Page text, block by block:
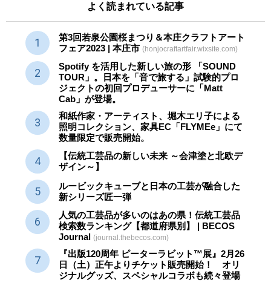
よく読まれている記事
第3回若泉公園桜まつり＆本庄クラフトアート
フェア2023 | 本庄市 (honjocraftartfair.wixsite.com)
Spotify を活用した新しい旅の形 「SOUND
TOUR」。日本を「音で旅する」試験的プロ
ジェクトの初回プロデューサーに「Matt
Cab」が登場。
和紙作家・アーティスト、堀木エリ子による
照明コレクション、家具EC「FLYMEe」にて
数量限定で販売開始。
【伝統工芸品の新しい未来 ～会津塗と北欧デ
ザイン～】
ルービックキューブと日本の工芸が融合した
新シリーズ匠一弾
人気の工芸品が多いのはあの県！伝統工芸品
検索数ランキング【都道府県別】 | BECOS
Journal (journal.thebecos.com)
『出版120周年 ピーターラビット™展』2月26
日（土）正午よりチケット販売開始！ オリ
ジナルグッズ、スペシャルコラボも続々登場